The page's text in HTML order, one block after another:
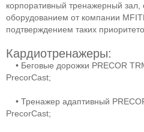
корпоративный тренажерный
оборудованием от компании
подтверждением таких
Кардиотренажеры:
• Беговые дорожки PRECOR
PrecorCast;
• Тренажер адаптивный
PrecorCast;